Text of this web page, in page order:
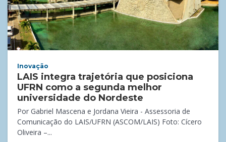
Inovação
LAIS integra trajetória que posiciona
UFRN como a segunda melhor
universidade do Nordeste
Por Gabriel Mascena e Jordana Vieira - Assessoria de
Comunicação do LAIS/UFRN (ASCOM/LAIS) Foto: Cícero
Oliveira –...